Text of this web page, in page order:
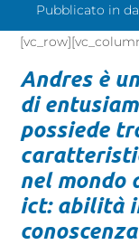
Pubblicato in
Andres è
di
possiede
nel mondo
ict: abilità